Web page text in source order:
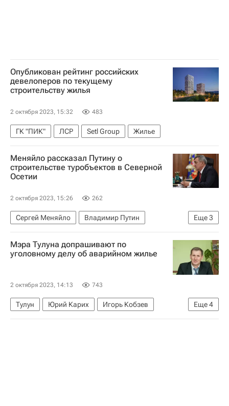
Опубликован рейтинг российских
девелоперов по текущему
строительству жилья
2 октября 2023, 15:32 483
ГК "ПИК" ЛСР Setl Group Жилье
Меняйло рассказал Путину о
строительстве туробъектов в Северной
Осетии
2 октября 2023, 15:26 262
Еще3
Сергей Меняйло
Владимир Путин
Республика Северная Осетия - Алания
Инфраструктура
Мэра Тулуна допрашивают по
уголовному делу об аварийном жилье
2 октября 2023, 14:13 743
Еще4
Тулун Юрий Карих
Игорь Кобзев
Жилье
Происшествия
Аварийные дома